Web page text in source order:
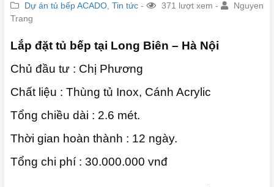
Dự án tủ bếp ACADO Tin tức - 371 lượt xem -
Nguyen
Trang
Lắp đặt tủ bếp tại Long Biên – Hà Nội
Chủ đầu tư : Chị Phương
Chất liệu : Thùng tủ Inox, Cánh Acrylic
Tổng chiều dài : 2.6 mét.
Thời gian hoàn thành : 12 ngày.
Tổng chi phí : 30.000.000 vnđ